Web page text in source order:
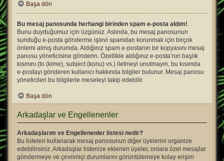
Başa dön
Bu mesaj panosunda herhangi birinden spam e-posta aldım!
Bunu duyduğumuz için üzgünüz. Aslında, bu mesaj panosunun
sunduğu e-posta gönderme işlevi spamdan korunmak için birçok
önlemi almış durumda. Aldığınız spam e-postanın bir kopyasını mesaj
panosu yöneticisine gönderin. Özellikle aldığınız e-posta’nın başlık
kısmını (to (kime), subject (konu) vs.) iletmeyi unutmayın, bu kısımda
e-postayı gönderen kullanıcı hakkında bilgiler bulunur. Mesaj panosu
yöneticileri bu bilgilerle meseleyi takip edebilir.
Başa dön
Arkadaşlar ve Engellenenler
Arkadaşlarım ve Engellenenler listesi nedir?
Bu listeleri kullanarak mesaj panosunun diğer üyelerini organize
edebilirsiniz. Arkadaşlar listenize eklenen üyeler, onlara özel mesajlar
göndermeye ve çevrimiçi durumlarını görüntülemeye kolay erişim